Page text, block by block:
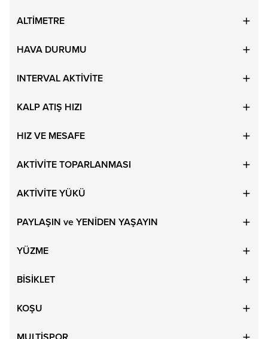
ALTİMETRE
HAVA DURUMU
INTERVAL AKTİVİTE
KALP ATIŞ HIZI
HIZ VE MESAFE
AKTİVİTE TOPARLANMASI
AKTİVİTE YÜKÜ
PAYLAŞIN ve YENİDEN YAŞAYIN
YÜZME
BİSİKLET
KOŞU